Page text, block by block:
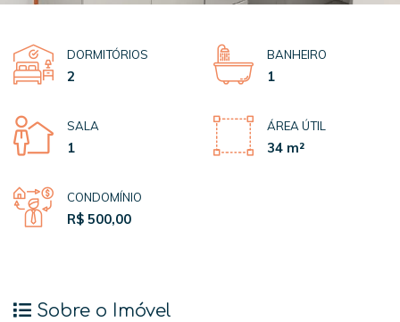
DORMITÓRIOS
2
BANHEIRO
1
SALA
1
ÁREA ÚTIL
34 m²
CONDOMÍNIO
R$ 500,00
Sobre o Imóvel